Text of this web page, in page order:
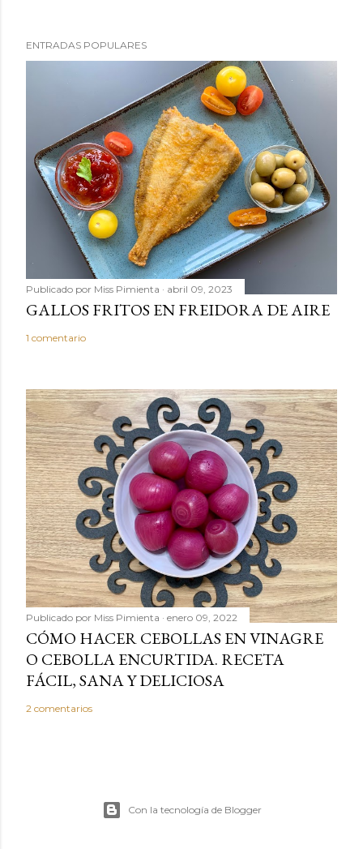
a
r
i
o
ENTRADAS POPULARES
Publicado por Miss Pimienta abril 09, 2023
GALLOS FRITOS EN FREIDORA DE AIRE
1 comentario
Publicado por Miss Pimienta enero 09, 2022
CÓMO HACER CEBOLLAS EN VINAGRE
O CEBOLLA ENCURTIDA. RECETA
FÁCIL, SANA Y DELICIOSA
2 comentarios
Con la tecnología de Blogger